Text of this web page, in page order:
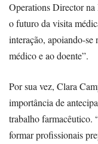
Operations Director na
o futuro da visita
interação, apoiando-se
médico e ao doente”.
Por sua vez, Clara
importância de
trabalho farmacêutico.
formar profissionais